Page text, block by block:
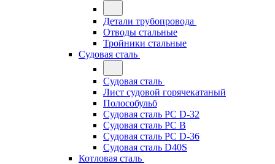
Детали трубопровода
Отводы стальные
Тройники стальные
Судовая сталь
Судовая сталь
Лист судовой горячекатаный
Полособульб
Судовая сталь РС D-32
Судовая сталь РС В
Судовая сталь РС D-36
Судовая сталь D40S
Котловая сталь